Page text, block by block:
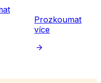
Prozkoumat
více